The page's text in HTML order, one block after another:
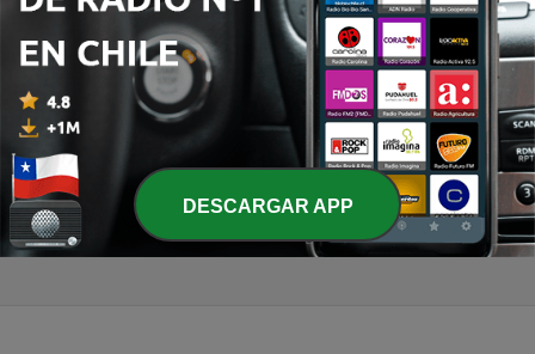
Exam - audio
15 mar. 2022
2 - Diseño organizacional - Exposición de temas
13 jul. 2021
1 - Una historia de superación
25 mayo 2021
DESCARGAR APP